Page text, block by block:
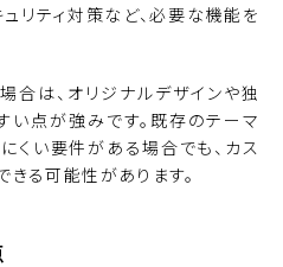
ュリティ対策など、必要な機能を
は、オリジナルデザインや独
い点が強みです。既存のテーマ
くい要件がある場合でも、カス
きる可能性があります。